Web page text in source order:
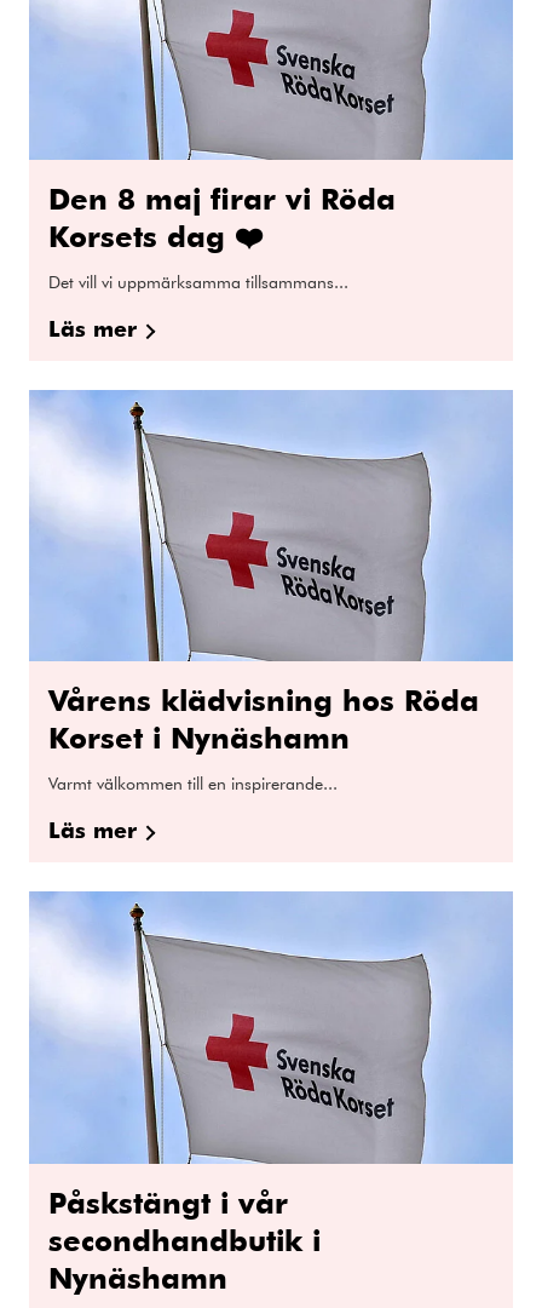
Den 8 maj firar vi Röda
Korsets dag ❤️
Det vill vi uppmärksamma tillsammans...
Läs mer
Vårens klädvisning hos Röda
Korset i Nynäshamn
Varmt välkommen till en inspirerande...
Läs mer
Påskstängt i vår
secondhandbutik i
Nynäshamn